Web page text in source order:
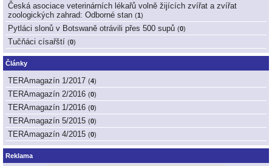
Česká asociace veterinárních lékařů volně žijících zvířat a zvířat
zoologických zahrad: Odborné stan (1 )
Pytláci slonů v Botswaně otrávili přes 500 supů (0)
Tučňáci císařští (0)
Články
TERAmagazín 1/2017 (4)
TERAmagazín 2/2016 (0)
TERAmagazín 1/2016 (0)
TERAmagazín 5/2015 (0)
TERAmagazín 4/2015 (0)
Reklama